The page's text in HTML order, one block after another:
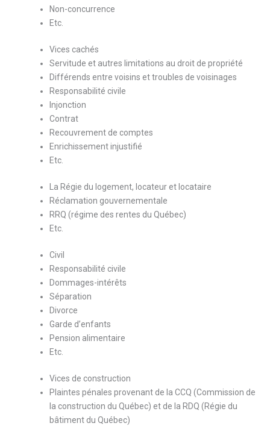
Non-concurrence
Etc.
Vices cachés
Servitude et autres limitations au droit de propriété
Différends entre voisins et troubles de voisinages
Responsabilité civile
Injonction
Contrat
Recouvrement de comptes
Enrichissement injustifié
Etc.
La Régie du logement, locateur et locataire
Réclamation gouvernementale
RRQ (régime des rentes du Québec)
Etc.
Civil
Responsabilité civile
Dommages-intérêts
Séparation
Divorce
Garde d’enfants
Pension alimentaire
Etc.
Vices de construction
Plaintes pénales provenant de la CCQ (Commission de
la construction du Québec) et de la RDQ (Régie du
bâtiment du Québec)